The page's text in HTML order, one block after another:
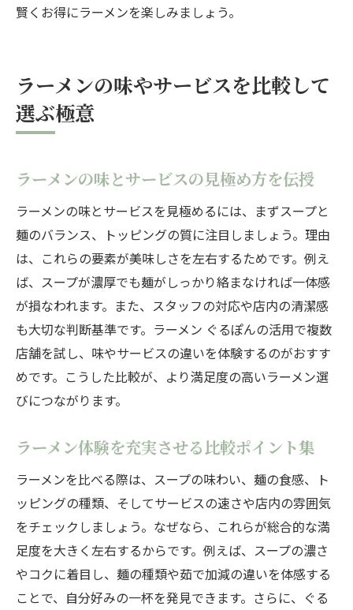
賢くお得にラーメンを楽しみましょう。
ラーメンの味やサービスを比較して
選ぶ極意
ラーメンの味とサービスの見極め方を伝授
ラーメンの味とサービスを見極めるには、まずスープと
麺のバランス、トッピングの質に注目しましょう。理由
は、これらの要素が美味しさを左右するためです。例え
ば、スープが濃厚でも麺がしっかり絡まなければ一体感
が損なわれます。また、スタッフの対応や店内の清潔感
も大切な判断基準です。ラーメン ぐるぽんの活用で複数
店舗を試し、味やサービスの違いを体験するのがおすす
めです。こうした比較が、より満足度の高いラーメン選
びにつながります。
ラーメン体験を充実させる比較ポイント集
ラーメンを比べる際は、スープの味わい、麺の食感、ト
ッピングの種類、そしてサービスの速さや店内の雰囲気
をチェックしましょう。なぜなら、これらが総合的な満
足度を大きく左右するからです。例えば、スープの濃さ
やコクに着目し、麺の種類や茹で加減の違いを体感する
ことで、自分好みの一杯を発見できます。さらに、ぐる